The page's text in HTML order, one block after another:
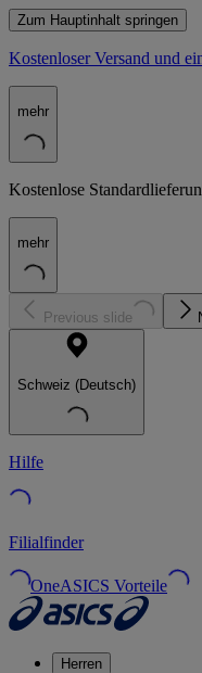
Zum Hauptinhalt springen
Kostenloser Versand und
mehr
Kostenlose
mehr
Previous slide
Schweiz (Deutsch)
Hilfe
Filialfinder
OneASICS Vorteile
Herren